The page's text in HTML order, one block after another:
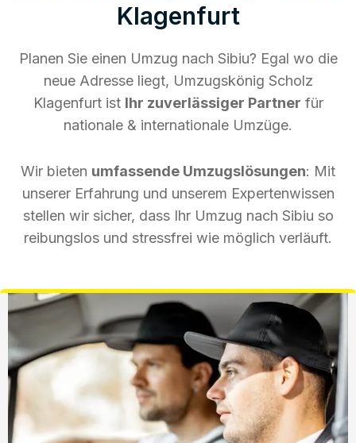
Klagenfurt
Planen Sie einen Umzug nach Sibiu? Egal wo die
neue Adresse liegt, Umzugskönig Scholz
Klagenfurt ist Ihr zuverlässiger Partner für
nationale & internationale Umzüge.
Wir bieten umfassende Umzugslösungen: Mit
unserer Erfahrung und unserem Expertenwissen
stellen wir sicher, dass Ihr Umzug nach Sibiu so
reibungslos und stressfrei wie möglich verläuft.